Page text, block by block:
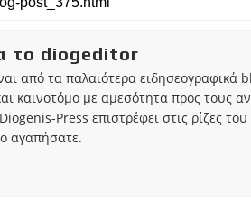
το diogeditor
από τα παλαιότερα ειδησεογραφικά
καινοτόμο με αμεσότητα προς τους
Press επιστρέφει στις ρίζες
αγαπήσατε.